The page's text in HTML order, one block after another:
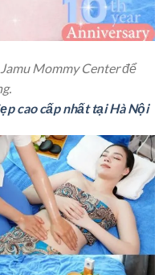
Mommy Center để
cao cấp nhất tại Hà Nội